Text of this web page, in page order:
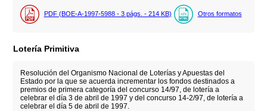
PDF (BOE-A-1997-5988 - 3 págs. - 214 KB) Otros formatos
Lotería Primitiva
Resolución del Organismo Nacional de Loterías y Apuestas del
Estado por la que se acuerda incrementar los fondos destinados a
premios de primera categoría del concurso 14/97, de lotería a
celebrar el día 3 de abril de 1997 y del concurso 14-2/97, de lotería a
celebrar el día 5 de abril de 1997.